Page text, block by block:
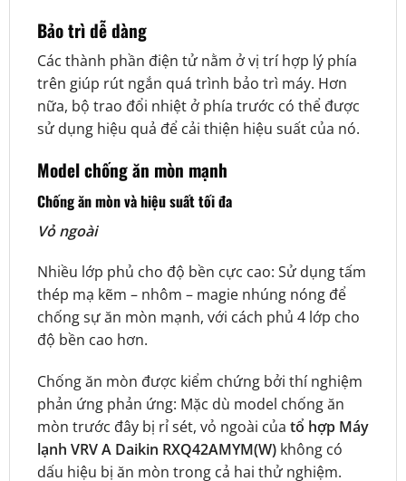
Bảo trì dễ dàng
Các thành phần điện tử nằm ở vị trí hợp lý phía
trên giúp rút ngắn quá trình bảo trì máy. Hơn
nữa, bộ trao đổi nhiệt ở phía trước có thể được
sử dụng hiệu quả để cải thiện hiệu suất của nó.
Model chống ăn mòn mạnh
Chống ăn mòn và hiệu suất tối đa
Vỏ ngoài
Nhiều lớp phủ cho độ bền cực cao: Sử dụng tấm
thép mạ kẽm – nhôm – magie nhúng nóng để
chống sự ăn mòn mạnh, với cách phủ 4 lớp cho
độ bền cao hơn.
Chống ăn mòn được kiểm chứng bởi thí nghiệm
phản ứng phản ứng: Mặc dù model chống ăn
mòn trước đây bị rỉ sét, vỏ ngoài của tổ hợp Máy
lạnh VRV A Daikin RXQ42AMYM(W) không có
dấu hiệu bị ăn mòn trong cả hai thử nghiệm.